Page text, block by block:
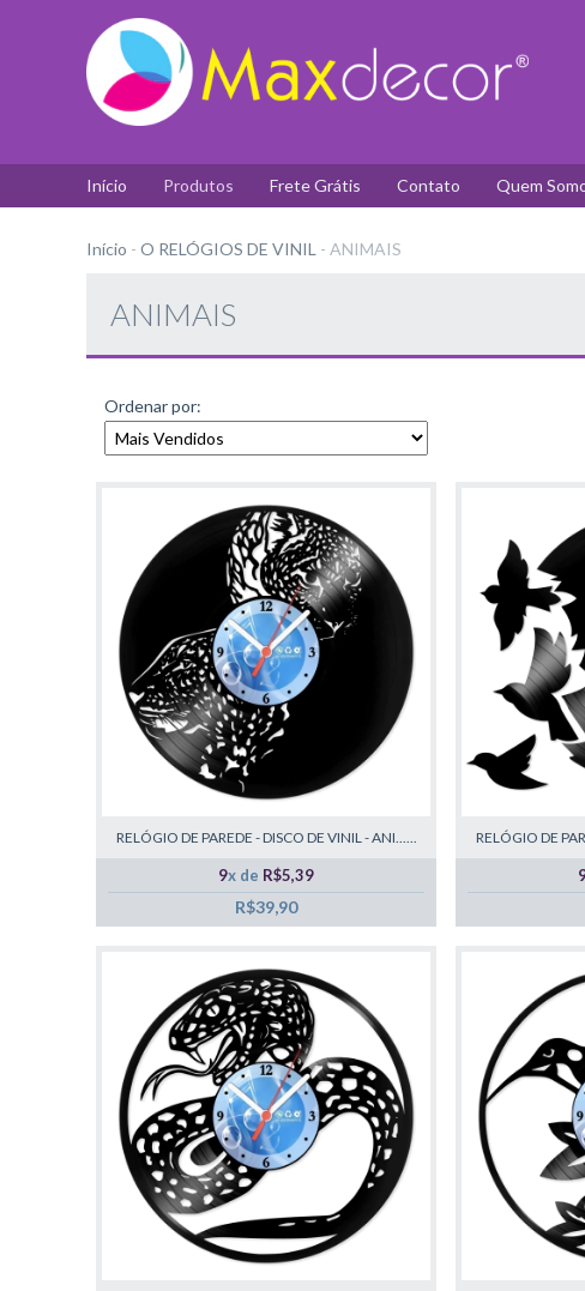
Início Produtos Frete Grátis Contato Quem
Início - O RELÓGIOS DE VINIL - ANIMAIS
ANIMAIS
Ordenar por:
RELÓGIO DE PAREDE - DISCO DE VINIL - ANI......
9x de R$5,39
R$39,90
RELÓGIO DE